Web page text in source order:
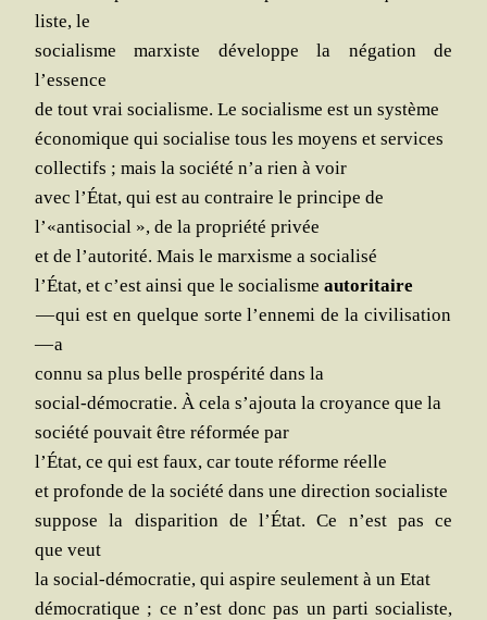
liste, le
socia­lisme mar­xiste déve­loppe la néga­tion de
l’essence
de tout vrai socia­lisme. Le socia­lisme est un système
éco­no­mique qui socia­lise tous les moyens et services
col­lec­tifs ; mais la socié­té n’a rien à voir
avec l’État, qui est au contraire le prin­cipe de
l’«antisocial », de la pro­prié­té privée
et de l’autorité. Mais le mar­xisme a socialisé
l’État, et c’est ain­si que le socia­lisme auto­ri­taire
— qui est en quelque sorte l’ennemi de la civi­li­sa­tion
— a
connu sa plus belle pros­pé­ri­té dans la
social-démo­cra­tie. À cela s’ajouta la croyance que la
socié­té pou­vait être réfor­mée par
l’État, ce qui est faux, car toute réforme réelle
et pro­fonde de la socié­té dans une direc­tion socialiste
sup­pose la dis­pa­ri­tion de l’État. Ce n’est pas ce
que veut
la social-démo­cra­tie, qui aspire seule­ment à un Etat
démo­cra­tique ; ce n’est donc pas un par­ti socia­liste,